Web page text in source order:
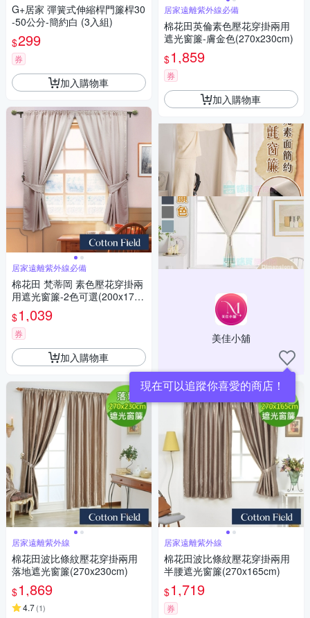
G+居家 彈簧式伸縮桿門簾桿30
-50公分-簡約白 (3入組)
$299
券
加入購物車
居家遠離紫外線必備
棉花田 梵蒂岡 素色壓花穿掛兩
用遮光窗簾-2色可選(200x170c
m)
$1,039
券
加入購物車
居家遠離紫外線
棉花田波比條紋壓花穿掛兩用
落地遮光窗簾(270x230cm)
$1,869
4.7(1)
居家遠離紫外線必備
棉花田英倫素色壓花穿掛兩用
遮光窗簾-膚金色(270x230cm)
$1,859
券
加入購物車
美佳小舖
居家遠離紫外線
棉花田波比條紋壓花穿掛兩用
半腰遮光窗簾(270x165cm)
$1,719
券